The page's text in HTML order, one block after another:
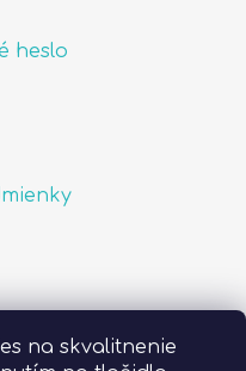
na skvalitnenie
heslo
cookies